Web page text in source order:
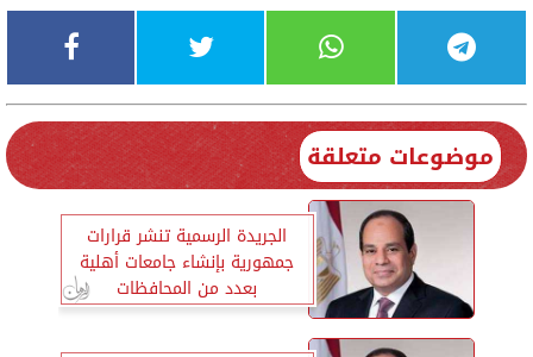
موضوعات متعلقة
الجريدة الرسمية تنشر قرارات
جمهورية بإنشاء جامعات أهلية
بعدد من المحافظات